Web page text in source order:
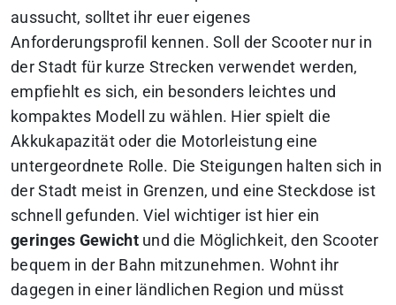
aussucht, solltet ihr euer eigenes
Anforderungsprofil kennen. Soll der Scooter nur in
der Stadt für kurze Strecken verwendet werden,
empfiehlt es sich, ein besonders leichtes und
kompaktes Modell zu wählen. Hier spielt die
Akkukapazität oder die Motorleistung eine
untergeordnete Rolle. Die Steigungen halten sich in
der Stadt meist in Grenzen, und eine Steckdose ist
schnell gefunden. Viel wichtiger ist hier ein
geringes Gewichtund die Möglichkeit, den Scooter
bequem in der Bahn mitzunehmen. Wohnt ihr
dagegen in einer ländlichen Region und müsst